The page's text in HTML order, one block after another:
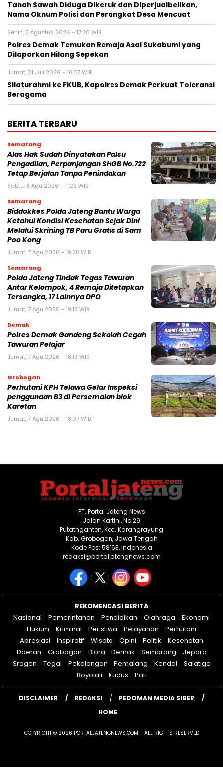
Tanah Sawah Diduga Dikeruk dan Diperjualbelikan,
Nama Oknum Polisi dan Perangkat Desa Mencuat
Senin, 3 Agustus 2026 - 17:30 WIB
Polres Demak Temukan Remaja Asal Sukabumi yang
Dilaporkan Hilang Sepekan
Jumat, 31 Juli 2026 - 16:37 WIB
Silaturahmi ke FKUB, Kapolres Demak Perkuat Toleransi
Beragama
BERITA TERBARU
Semarang
Alas Hak Sudah Dinyatakan Palsu
Pengadilan, Perpanjangan SHGB No.722
Tetap Berjalan Tanpa Penindakan
Sabtu, 8 Agu 2026 - 11:29 WIB
Semarang
Biddokkes Polda Jateng Bantu Warga
Ketahui Kondisi Kesehatan Sejak Dini
Melalui Skrining TB Paru Gratis di Sam
Poo Kong
Jumat, 7 Agu 2026 - 19:28 WIB
Semarang
Polda Jateng Tindak Tegas Tawuran
Antar Kelompok, 4 Remaja Ditetapkan
Tersangka, 17 Lainnya DPO
Jumat, 7 Agu 2026 - 19:13 WIB
Demak
Polres Demak Gandeng Sekolah Cegah
Tawuran Pelajar
Jumat, 7 Agu 2026 - 18:13 WIB
Grobogan
Perhutani KPH Telawa Gelar Inspeksi
penggunaan B3 di Persemaian blok
Karetan
Jumat, 7 Agu 2026 - 18:07 WIB
PT. Portal Jateng News
Jalan Kartini, No.29
Putatnganten, Kec. Karangrayung
Kab. Grobogan, Jawa Tengah
Kode Pos: 58163, Indonesia
redaksi@portaljatengnews.com
REKOMENDASI BERITA
Nasional
Pemerintahan Pendidikan Olahraga
Ekonomi
Hukum
Kriminal Peristiwa Pelayanan
Perhutani
Apresiasi
Inspiratif Wisata Opini Politik
Kesehatan
Daerah
Grobogan Blora Demak Semarang
Jepara
Sragen
Tegal Pekalongan Pemalang Kendal
Salatiga
Boyolali
Kudus Pati
DISCLAIMER REDAKSI
PEDOMAN MEDIA SIBER
HOME
COPYRIGHT © 2026 PORTALJATENGNEWS.COM - ALL RIGHTS RESERVED